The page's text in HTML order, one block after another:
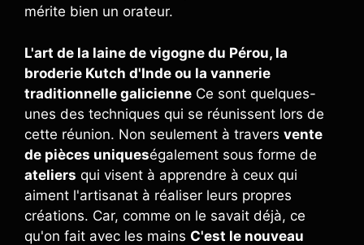
mérite bien un orateur.
L'art de la laine de vigogne du Pérou, la
broderie Kutch d'Inde ou la vannerie
traditionnelle galicienne Ce sont quelques-
unes des techniques qui se réunissent lors de
cette réunion. Non seulement à travers vente
de pièces uniqueségalement sous forme de
ateliers qui visent à apprendre à ceux qui
aiment l'artisanat à réaliser leurs propres
créations. Car, comme on le savait déjà, ce
qu'on fait avec les mains C'est le nouveau